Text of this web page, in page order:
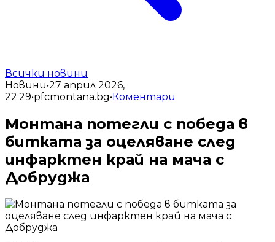
Всички новини
Новини•27 април 2026,
22:29•pfcmontana.bg•Коментари
Монтана потегли с победа в
битката за оцеляване след
инфарктен край на мача с
Добруджа